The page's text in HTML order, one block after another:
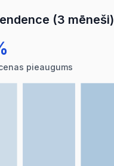
(3 mēneši)
pieaugums